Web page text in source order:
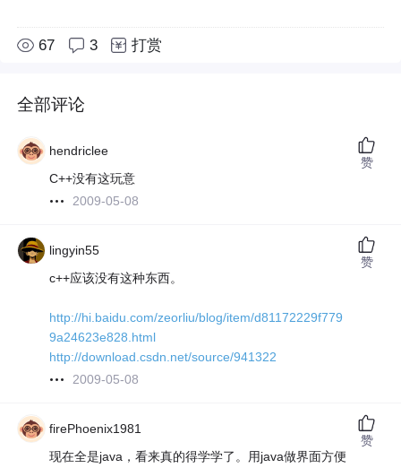
67 3 打赏
全部评论
hendriclee
C++没有这玩意
2009-05-08
赞
lingyin55
c++应该没有这种东西。
http://hi.baidu.com/zeorliu/blog/item/d81172229f779
9a24623e828.html
http://download.csdn.net/source/941322
2009-05-08
赞
firePhoenix1981
现在全是java，看来真的得学学了。用java做界面方便
赞